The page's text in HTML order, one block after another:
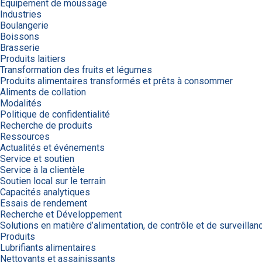
Équipement de moussage
Industries
Boulangerie
Boissons
Brasserie
Produits laitiers
Transformation des fruits et légumes
Produits alimentaires transformés et prêts à consommer
Aliments de collation
Modalités
Politique de confidentialité
Recherche de produits
Ressources
Actualités et événements
Service et soutien
Service à la clientèle
Soutien local sur le terrain
Capacités analytiques
Essais de rendement
Recherche et Développement
Solutions en matière d’alimentation, de contrôle et de
Produits
Lubrifiants alimentaires
Nettoyants et assainissants